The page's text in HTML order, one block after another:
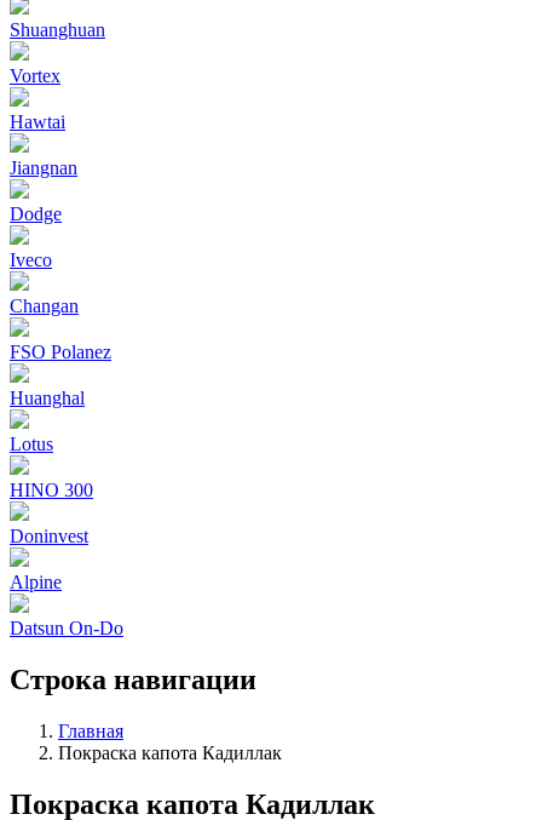
Shuanghuan
Vortex
Hawtai
Jiangnan
Dodge
Iveco
Changan
FSO Polanez
Huanghal
Lotus
HINO 300
Doninvest
Alpine
Datsun On-Do
Строка навигации
Главная
Покраска капота Кадиллак
Покраска капота Кадиллак